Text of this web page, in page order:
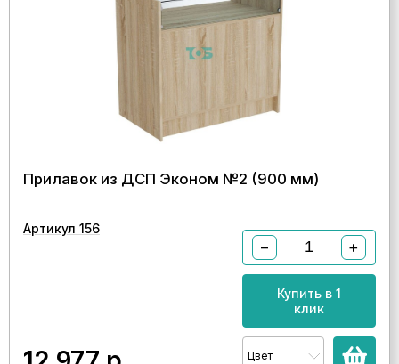
Прилавок из ДСП Эконом №2 (900 мм)
Артикул 156
− +
Купить в 1
клик
Цвет